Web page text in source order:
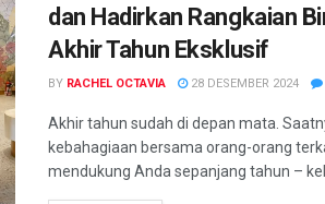
dan Hadirkan Rangkaian
Akhir Tahun Eksklusif
BY RACHEL OCTAVIA 28 DESEMBER 2024
Akhir tahun sudah di depan mata.
kebahagiaan bersama orang-orang
mendukung Anda sepanjang tahun –